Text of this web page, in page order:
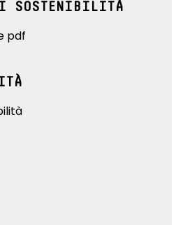
SOSTENIBILITÀ
pdf